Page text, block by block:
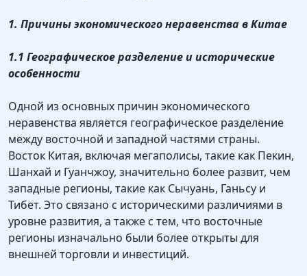
1. Причины экономического неравенства в Китае
1.1 Географическое разделение и исторические
особенности
Одной из основных причин экономического
неравенства является географическое разделение
между восточной и западной частями страны.
Восток Китая, включая мегаполисы, такие как Пекин,
Шанхай и Гуанчжоу, значительно более развит, чем
западные регионы, такие как Сычуань, Ганьсу и
Тибет. Это связано с историческими различиями в
уровне развития, а также с тем, что восточные
регионы изначально были более открыты для
внешней торговли и инвестиций.